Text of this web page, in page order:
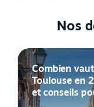
Nos
Combien
Toulouse en
et conseils